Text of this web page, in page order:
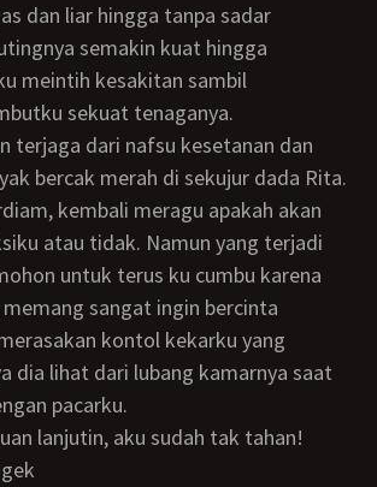
dan liar hingga tanpa sadar
semakin kuat hingga
meintih kesakitan sambil
sekuat tenaganya.
bercak merah di sekujur dada Rita.
kembali meragu apakah akan
atau tidak. Namun yang terjadi
untuk terus ku cumbu karena
sangat ingin bercinta
kontol kekarku yang
dia lihat dari lubang kamarnya saat
pacarku.